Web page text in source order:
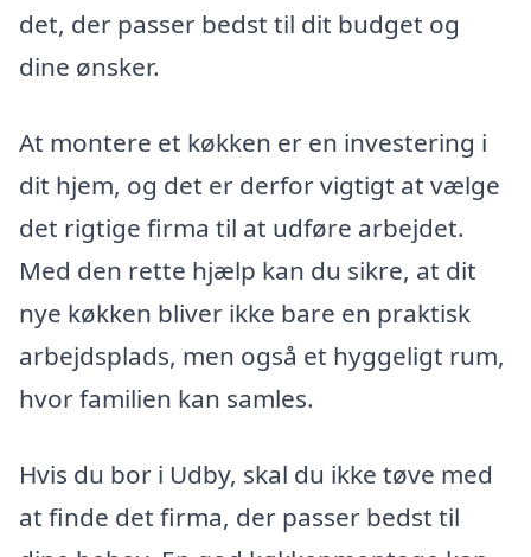
det, der passer bedst til dit budget og
dine ønsker.
At montere et køkken er en investering i
dit hjem, og det er derfor vigtigt at vælge
det rigtige firma til at udføre arbejdet.
Med den rette hjælp kan du sikre, at dit
nye køkken bliver ikke bare en praktisk
arbejdsplads, men også et hyggeligt rum,
hvor familien kan samles.
Hvis du bor i Udby, skal du ikke tøve med
at finde det firma, der passer bedst til